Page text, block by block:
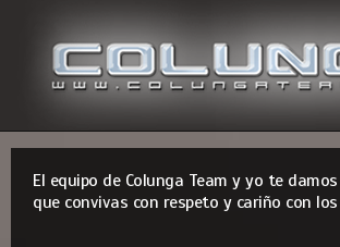
El equipo de Colunga Team y yo te
que convivas con respeto y cariño con